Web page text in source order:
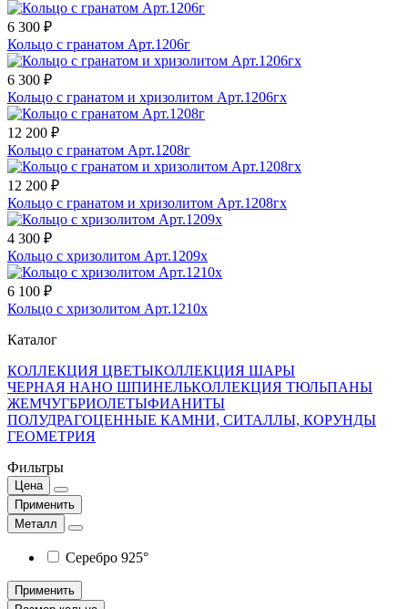
6 300 ₽
Кольцо с гранатом Арт.1206г
6 300 ₽
Кольцо с гранатом и хризолитом Арт.1206гх
12 200 ₽
Кольцо с гранатом Арт.1208г
12 200 ₽
Кольцо с гранатом и хризолитом Арт.1208гх
4 300 ₽
Кольцо с хризолитом Арт.1209х
6 100 ₽
Кольцо с хризолитом Арт.1210х
Каталог
КОЛЛЕКЦИЯ ЦВЕТЫКОЛЛЕКЦИЯ ШАРЫ
ЧЕРНАЯ НАНО ШПИНЕЛЬКОЛЛЕКЦИЯ ТЮЛЬПАНЫ
ЖЕМЧУГБРИОЛЕТЫФИАНИТЫ
ПОЛУДРАГОЦЕННЫЕ КАМНИ, СИТАЛЛЫ, КОРУНДЫ
ГЕОМЕТРИЯ
Фильтры
Цена
Применить
Металл
Серебро 925°
Применить